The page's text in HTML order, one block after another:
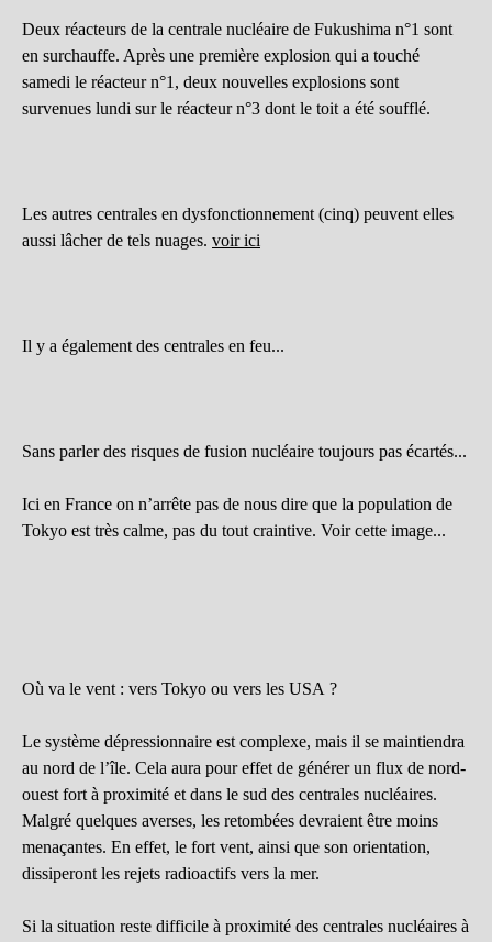
Deux réacteurs de la centrale nucléaire de Fukushima n°1 sont
en surchauffe. Après une première explosion qui a touché
samedi le réacteur n°1, deux nouvelles explosions sont
survenues lundi sur le réacteur n°3 dont le toit a été soufflé.
Les autres centrales en dysfonctionnement (cinq) peuvent elles
aussi lâcher de tels nuages. voir ici
Il y a également des centrales en feu...
Sans parler des risques de fusion nucléaire toujours pas écartés...
Ici en France on n’arrête pas de nous dire que la population de
Tokyo est très calme, pas du tout craintive. Voir cette image...
Où va le vent : vers Tokyo ou vers les USA ?
Le système dépressionnaire est complexe, mais il se maintiendra
au nord de l’île. Cela aura pour effet de générer un flux de nord-
ouest fort à proximité et dans le sud des centrales nucléaires.
Malgré quelques averses, les retombées devraient être moins
menaçantes. En effet, le fort vent, ainsi que son orientation,
dissiperont les rejets radioactifs vers la mer.
Si la situation reste difficile à proximité des centrales nucléaires à